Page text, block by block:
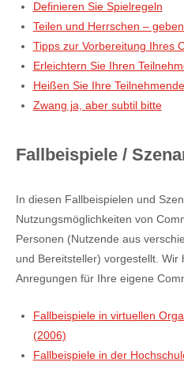
Definieren Sie Spielregeln
Teilen und Herrschen –
Tipps zur Vorbereitung Ihres
Erleichtern Sie Ihren
Heißen Sie Ihre
Zwang ja, aber subtil bitte
Fallbeispiele /
In diesen Fallbeispielen und
Nutzungsmöglichkeiten von
Personen (Nutzende aus
und Bereitsteller) vorgestellt. Wir
Anregungen für Ihre eigene
Fallbeispiele in virtuellen
(2006)
Fallbeispiele in der